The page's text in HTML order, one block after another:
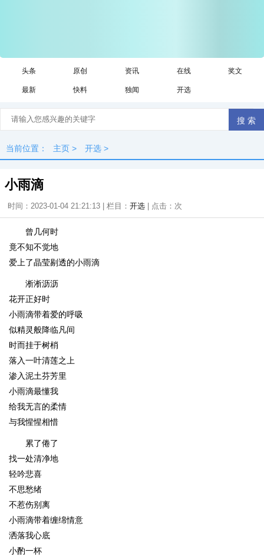
头条 原创 资讯 在线 奖文
最新 快料 独闻 开选
当前位置： 主页 > 开选 >
小雨滴
时间：2023-01-04 21:21:13 | 栏目： 开选 | 点击： 次
曾几何时
竟不知不觉地
爱上了晶莹剔透的小雨滴
淅淅沥沥
花开正好时
小雨滴带着爱的呼吸
似精灵般降临凡间
时而挂于树梢
落入一叶清莲之上
渗入泥土芬芳里
小雨滴最懂我
给我无言的柔情
与我惺惺相惜
累了倦了
找一处清净地
轻吟悲喜
不思愁绪
不惹伤别离
小雨滴带着缠绵情意
洒落我心底
小酌一杯